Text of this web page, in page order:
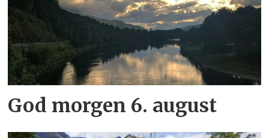
God morgen 6. august